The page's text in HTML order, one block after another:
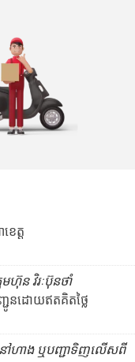
េត្ត
មហ៊ុន វិរៈប៊ុនថាំ
ជូនដោយឥតគិតថ្លៃ
ហាង ឬបញ្ជាទិញលើសពី